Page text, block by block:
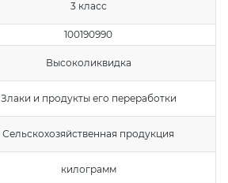
3 класс
100190990
Высоколиквидка
Злаки и продукты его переработки
Сельскохозяйственная продукция
килограмм